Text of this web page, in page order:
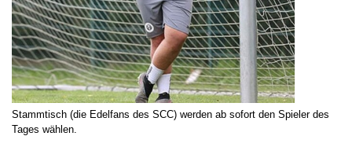
Stammtisch (die Edelfans des SCC) werden ab sofort den Spieler des
Tages wählen.